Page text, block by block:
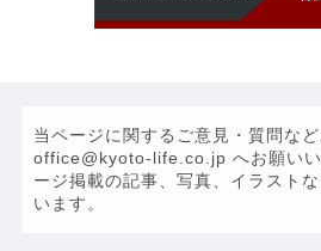
当ページに関するご意見・質問な
office@kyoto-life.co.jp へお願いい
ージ掲載の記事、写真、イラスト
います。